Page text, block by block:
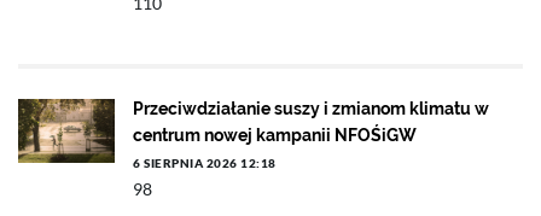
Przeciwdziałanie suszy i zmianom klimatu w
centrum nowej kampanii NFOŚiGW
6 SIERPNIA 2026 12:18
98